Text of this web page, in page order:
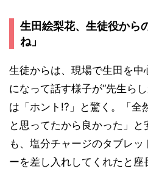
生田絵梨花、生徒役から
ね」
生徒からは、現場で生田を
になって話す様子が“先生ら
は「ホント!?」と驚く。「全
と思ってたから良かった」
も、塩分チャージのタブレッ
ーを差し入れしてくれたと座